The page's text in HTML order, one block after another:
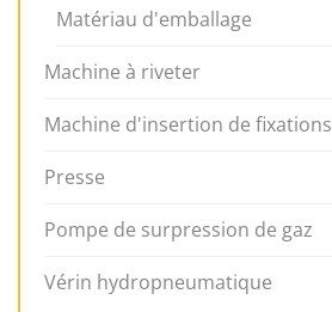
Matériau d'emballage
Machine à riveter
Machine d'insertion de fixations
Presse
Pompe de surpression de gaz
Vérin hydropneumatique